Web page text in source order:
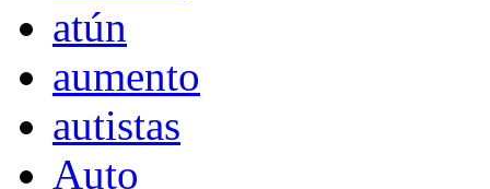
atún
aumento
autistas
Auto